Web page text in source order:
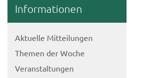
In­for­ma­tio­nen
Ak­tu­el­le Mit­tei­lun­gen
The­men der Woche
Ver­an­stal­tun­gen